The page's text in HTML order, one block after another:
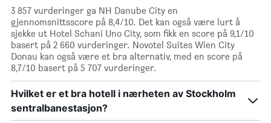
3 857 vurderinger ga NH Danube City en
gjennomsnittsscore på 8,4/10. Det kan også være lurt å
sjekke ut Hotel Schani Uno City, som fikk en score på 9,1/10
basert på 2 660 vurderinger. Novotel Suites Wien City
Donau kan også være et bra alternativ, med en score på
8,7/10 basert på 5 707 vurderinger.
Hvilket er et bra hotell i nærheten av Stockholm
sentralbanestasjon?